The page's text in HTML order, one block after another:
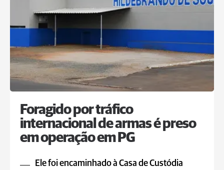
Foragido por tráfico
internacional de armas é preso
em operação em PG
Ele foi encaminhado à Casa de Custódia